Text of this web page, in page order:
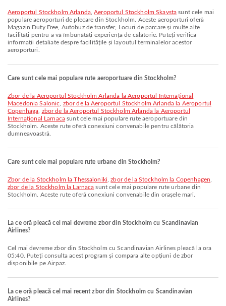
Aeroportul Stockholm Arlanda,Aeroportul Stockholm Skavsta sunt cele mai
populare aeroporturi de plecare din Stockholm. Aceste aeroporturi oferă
Magazin Duty Free, Autobuz de transfer, Locuri de parcare și multe alte
facilități pentru a vă îmbunătăți experiența de călătorie. Puteți verifica
informații detaliate despre facilitățile și layoutul terminalelor acestor
aeroporturi.
Care sunt cele mai populare rute aeroportuare din Stockholm?
zbor de la Aeroportul Stockholm Arlanda la Aeroportul Internațional
Macedonia Salonic
zbor de la Aeroportul Stockholm Arlanda la Aeroportul
Copenhaga zbor de la Aeroportul Stockholm Arlanda la Aeroportul
Internațional Larnacasunt cele mai populare rute aeroportuare din
Stockholm. Aceste rute oferă conexiuni convenabile pentru călătoria
dumneavoastră.
Care sunt cele mai populare rute urbane din Stockholm?
zbor de la Stockholm la Thessaloniki ,zbor de la Stockholm la Copenhagen
zbor de la Stockholm la Larnaca sunt cele mai populare rute urbane din
Stockholm. Aceste rute oferă conexiuni convenabile din orașele mari.
La ce oră pleacă cel mai devreme zbor din Stockholm cu Scandinavian
Airlines?
Cel mai devreme zbor din Stockholm cu Scandinavian Airlines pleacă la ora
05:40. Puteți consulta acest program și compara alte opțiuni de zbor
disponibile pe Airpaz.
La ce oră pleacă cel mai recent zbor din Stockholm cu Scandinavian
Airlines?